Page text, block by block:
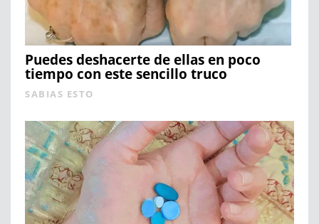
Puedes deshacerte de ellas en poco
tiempo con este sencillo truco
SABIAS ESTO